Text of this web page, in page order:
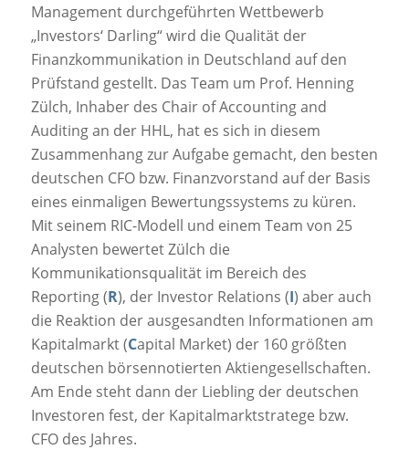
Management durchgeführten Wettbewerb
„Investors‘ Darling“ wird die Qualität der
Finanzkommunikation in Deutschland auf den
Prüfstand gestellt. Das Team um Prof. Henning
Zülch, Inhaber des Chair of Accounting and
Auditing an der HHL, hat es sich in diesem
Zusammenhang zur Aufgabe gemacht, den besten
deutschen CFO bzw. Finanzvorstand auf der Basis
eines einmaligen Bewertungssystems zu küren.
Mit seinem RIC-Modell und einem Team von 25
Analysten bewertet Zülch die
Kommunikationsqualität im Bereich des
Reporting (R), der Investor Relations (I) aber auch
die Reaktion der ausgesandten Informationen am
Kapitalmarkt (Capital Market) der 160 größten
deutschen börsennotierten Aktiengesellschaften.
Am Ende steht dann der Liebling der deutschen
Investoren fest, der Kapitalmarktstratege bzw.
CFO des Jahres.